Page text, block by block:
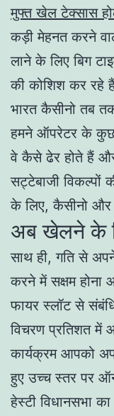
मुफ्त खेल टेक्सास
कड़ी मेहनत करने वाले
लाने के लिए बिग
की कोशिश कर रहे
भारत कैसीनो तब
हमने ऑपरेटर के कुछ
वे कैसे ढेर होते हैं
सट्टेबाजी
के लिए, कैसीनो और
अब खेलने के
साथ ही, गति से
करने में सक्षम
फायर स्लॉट से
विचरण प्रतिशत में
कार्यक्रम आपको
हुए उच्च स्तर पर
हेस्टी विधानसभा